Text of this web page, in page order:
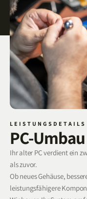
LEISTUNGSDETAILS
PC-Umbau
Ihr alter PC verdient ein
als zuvor.
Ob neues Gehäuse,
leistungsfähigere